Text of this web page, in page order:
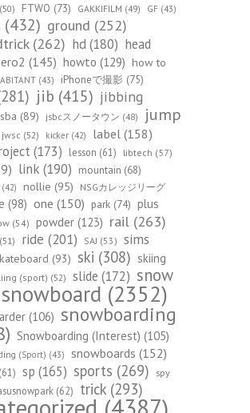
(50) FTWO (73) GAKKIFILM (49) GF (43)
(432) ground (252)
(262) hd(180) head
(145) howto (129) how to
(43) iPhoneで撮影 (75)
jib (415) jibbing
(89) jsbcスノータウン (48)
jump
jwsc (52) kicker (42) label (158)
(173) lesson (61) libtech (57)
link (190) mountain (68)
(42) nollie (95)
NSGカレッジリーグ
(98) one (150) park (74) plus
(54) powder (123) rail (263)
(51) ride (201) SAJ (53) sims
(93) ski (308) skiing
(sport) (52) slide (172) snow
snowboard(2352)
(106) snowboarding
Snowboarding (Interest) (105)
(Sport) (43) snowboards (152)
(61) sp (165) sports (269)
spy
(62) trick (293)